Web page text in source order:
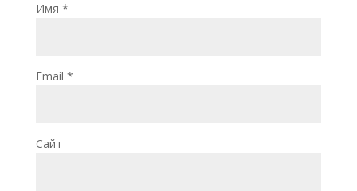
Имя *
Email *
Сайт